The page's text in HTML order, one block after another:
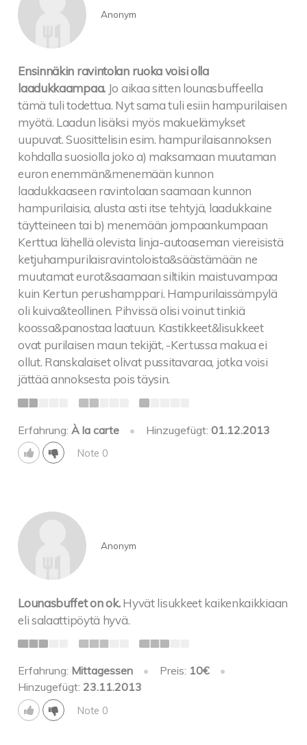
Anonym
Ensinnäkin ravintolan ruoka voisi olla
laadukkaampaa. Jo aikaa sitten lounasbuffeella
tämä tuli todettua. Nyt sama tuli esiin hampurilaisen
myötä. Laadun lisäksi myös makuelämykset
uupuvat. Suosittelisin esim. hampurilaisannoksen
kohdalla suosiolla joko a) maksamaan muutaman
euron enemmän&menemään kunnon
laadukkaaseen ravintolaan saamaan kunnon
hampurilaisia, alusta asti itse tehtyjä, laadukkaine
täytteineen tai b) menemään jompaankumpaan
Kerttua lähellä olevista linja-autoaseman viereisistä
ketjuhampurilaisravintoloista&säästämään ne
muutamat eurot&saamaan siltikin maistuvampaa
kuin Kertun perushamppari. Hampurilaissämpylä
oli kuiva&teollinen. Pihvissä olisi voinut tinkiä
koossa&panostaa laatuun. Kastikkeet&lisukkeet
ovat purilaisen maun tekijät, -Kertussa makua ei
ollut. Ranskalaiset olivat pussitavaraa, jotka voisi
jättää annoksesta pois täysin.
Erfahrung:À la carte • Hinzugefügt: 01.12.2013
Note 0
Anonym
Lounasbuffet on ok. Hyvät lisukkeet kaikenkaikkiaan
eli salaattipöytä hyvä.
Erfahrung: Mittagessen • Preis: 10€
•
Hinzugefügt: 23.11.2013
Note 0